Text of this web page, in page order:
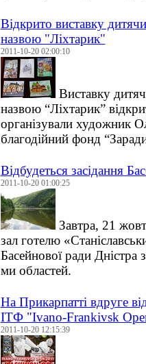
Відкрито виставку
назвою "Ліхтарик"
2011-10-20 02:00:10
Виставку
назвою “Ліхтарик”
організували художник
благодійний фонд
Відбудеться засідання
2011-10-20 01:00:25
Завтра, 21
зал готелю
Басейнової ради Дністра
ми областей.
На Прикарпатті вдруге
ІТФ "Ivano-Frankivsk
2011-10-20 12:15:39